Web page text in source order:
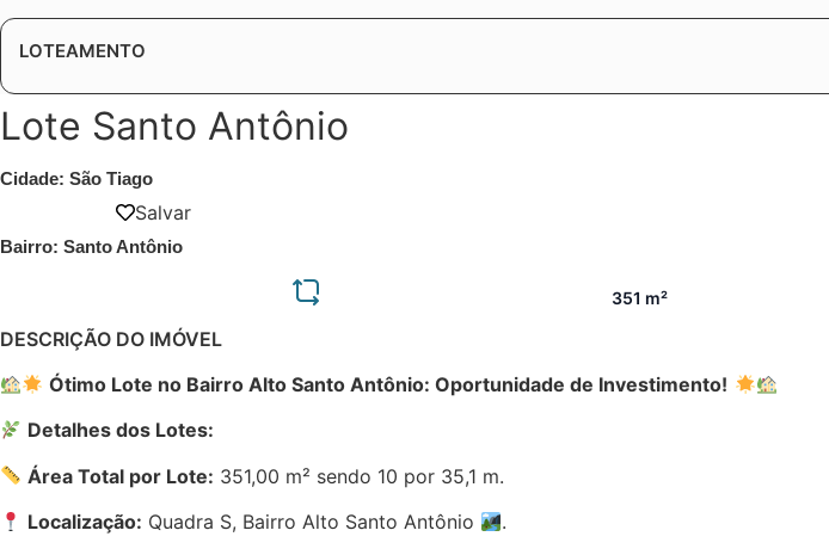
LOTEAMENTO
Lote Santo Antônio
Cidade: São Tiago
Salvar
Bairro: Santo Antônio
351 m²
DESCRIÇÃO DO IMÓVEL
Ótimo Lote no Bairro Alto Santo Antônio: Oportunidade de Investimento!
Detalhes dos Lotes:
Área Total por Lote: 351,00 m² sendo 10 por 35,1 m.
Localização: Quadra S, Bairro Alto Santo Antônio .